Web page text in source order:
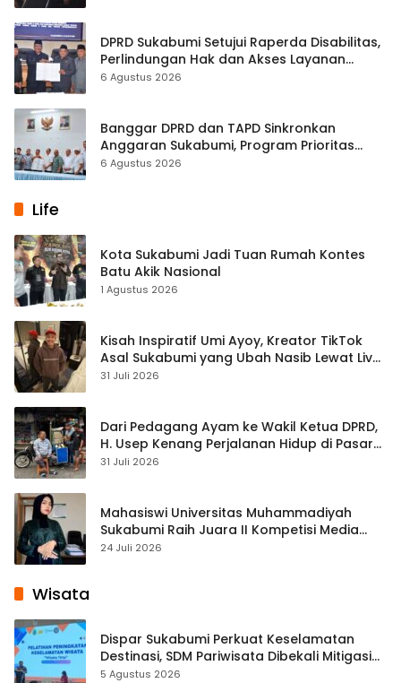
DPRD Sukabumi Setujui Raperda Disabilitas,
Perlindungan Hak dan Akses Layanan
Diperkuat
6 Agustus 2026
Banggar DPRD dan TAPD Sinkronkan
Anggaran Sukabumi, Program Prioritas
hingga Pendapatan Dibahas
6 Agustus 2026
Life
Kota Sukabumi Jadi Tuan Rumah Kontes
Batu Akik Nasional
1 Agustus 2026
Kisah Inspiratif Umi Ayoy, Kreator TikTok
Asal Sukabumi yang Ubah Nasib Lewat Live
Streaming
31 Juli 2026
Dari Pedagang Ayam ke Wakil Ketua DPRD,
H. Usep Kenang Perjalanan Hidup di Pasar
Cisaat
31 Juli 2026
Mahasiswi Universitas Muhammadiyah
Sukabumi Raih Juara II Kompetisi Media
Pembelajaran Digital Tingkat Internasional
24 Juli 2026
Wisata
Dispar Sukabumi Perkuat Keselamatan
Destinasi, SDM Pariwisata Dibekali Mitigasi
hingga Teknik Evakuasi
5 Agustus 2026